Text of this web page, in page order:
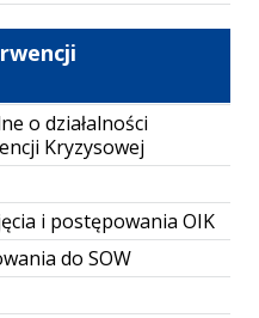
o działalności
Kryzysowej
i postępowania OIK
do SOW